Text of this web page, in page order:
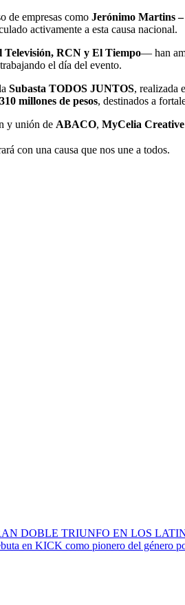
de empresas como Jerónimo Martins
activamente a esta causa nacional.
Televisión, RCN y El Tiempo— han
trabajando el día del evento.
Subasta TODOS JUNTOS, realizada
310 millones de pesos, destinados a
y unión de ABACO, MyCelia Creative
con una causa que nos une a todos.
DOBLE TRIUNFO EN LOS
en KICK como pionero del género